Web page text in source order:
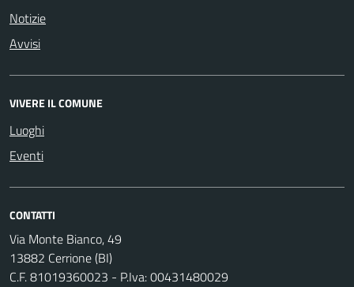
Notizie
Avvisi
VIVERE IL COMUNE
Luoghi
Eventi
CONTATTI
Via Monte Bianco, 49
13882 Cerrione (BI)
C.F. 81019360023 - P.Iva: 00431480029